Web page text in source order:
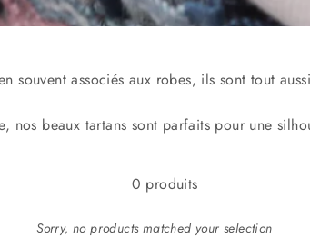
souvent associés aux robes, ils sont tout
nos beaux tartans sont parfaits pour une
0 produits
Sorry, no products matched your selection